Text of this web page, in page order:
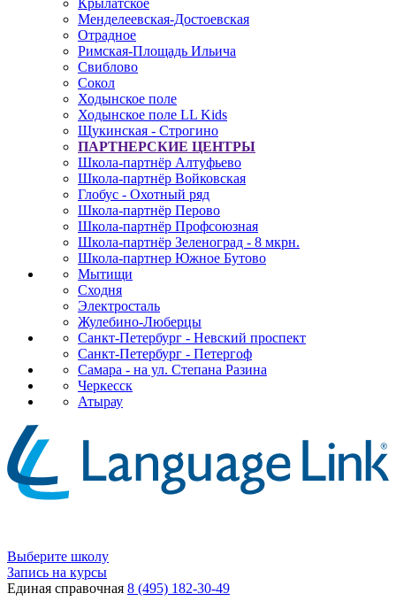
Крылатское
Менделеевская-Достоевская
Отрадное
Римская-Площадь Ильича
Свиблово
Сокол
Ходынское поле
Ходынское поле LL Kids
Щукинская - Строгино
ПАРТНЕРСКИЕ ЦЕНТРЫ
Школа-партнёр Алтуфьево
Школа-партнёр Войковская
Глобус - Охотный ряд
Школа-партнёр Перово
Школа-партнёр Профсоюзная
Школа-партнёр Зеленоград - 8 мкрн.
Школа-партнер Южное Бутово
Мытищи
Сходня
Электросталь
Жулебино-Люберцы
Санкт-Петербург - Невский проспект
Санкт-Петербург - Петергоф
Самара - на ул. Степана Разина
Черкесск
Атырау
Выберите школу
Запись на курсы
Единая справочная 8 (495) 182-30-49